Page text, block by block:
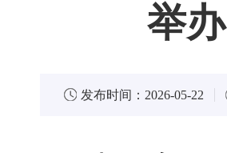
举
发布时间： 2026-05-22